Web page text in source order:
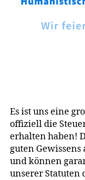
Es ist uns eine
offiziell die
erhalten haben!
guten
und können
unserer Statuten
r
i
n
e
r
n